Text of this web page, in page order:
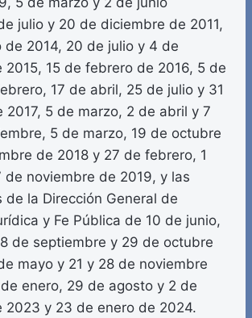
julio y 20 de diciembre de 2011,
de 2014, 20 de julio y 4 de
2015, 15 de febrero de 2016, 5 de
17 de abril, 25 de julio y 31
2017, 5 de marzo, 2 de abril y 7
5 de marzo, 19 de octubre
de 2018 y 27 de febrero, 1
de noviembre de 2019, y las
de la Dirección General de
y Fe Pública de 10 de junio,
de septiembre y 29 de octubre
mayo y 21 y 28 de noviembre
enero, 29 de agosto y 2 de
2023 y 23 de enero de 2024.